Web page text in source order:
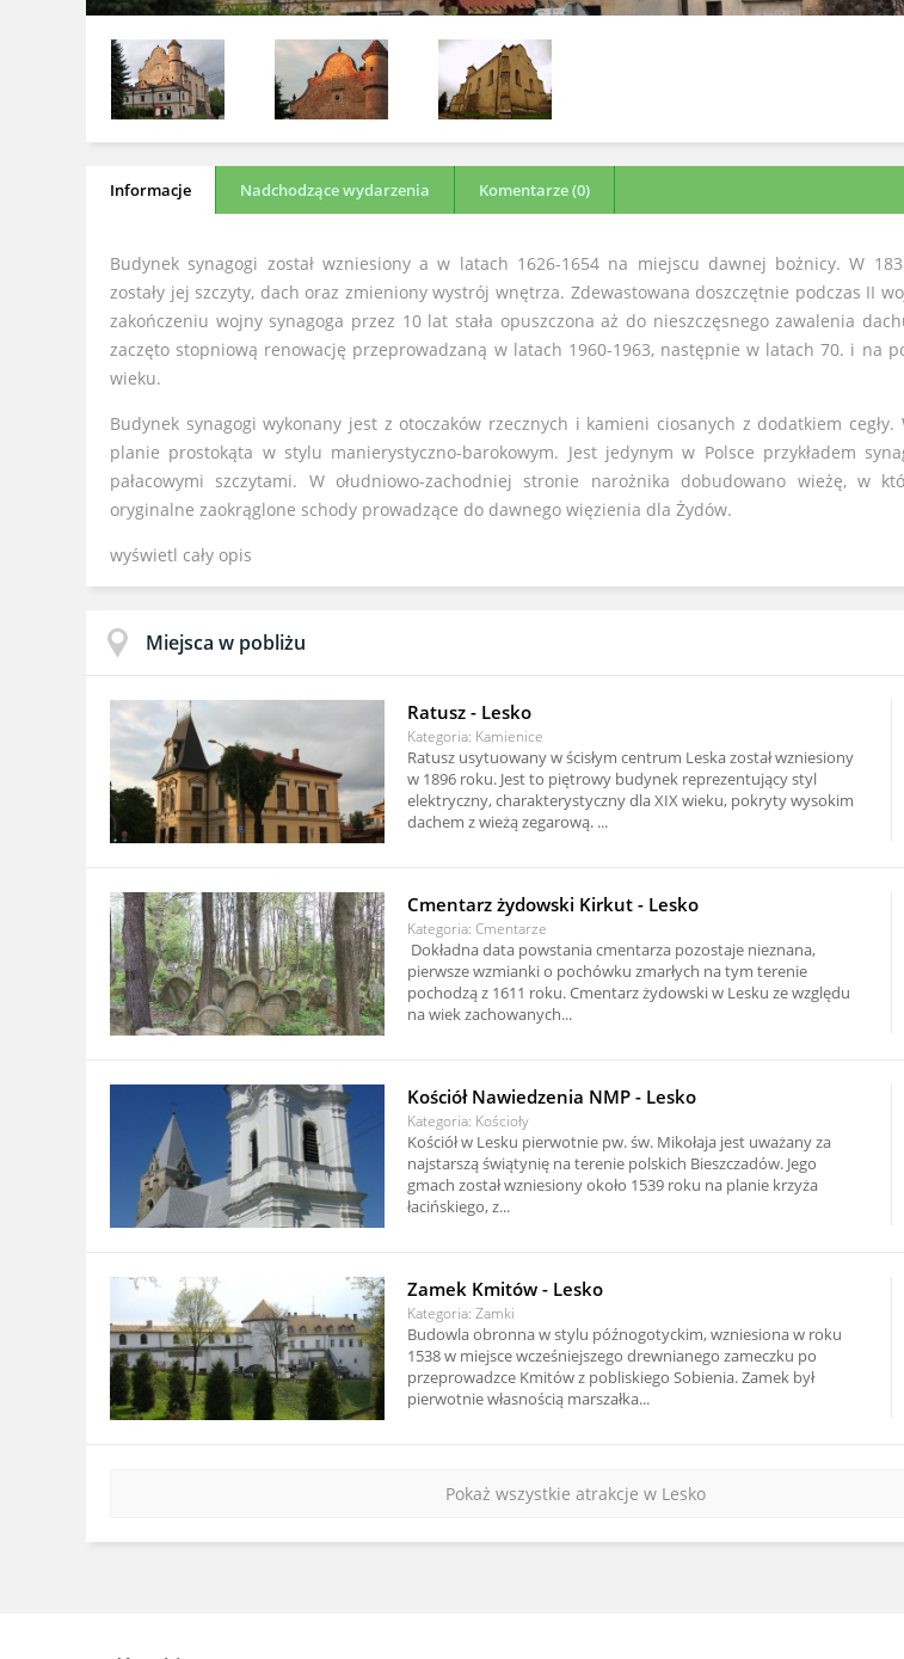
Informacje Nadchodzące wydarzenia Komentarze (0)
Budynek synagogi został wzniesiony a w latach 1626-1654 na miejscu dawnej bożnicy. W
zostały jej szczyty, dach oraz zmieniony wystrój wnętrza. Zdewastowana doszczętnie podczas II
zakończeniu wojny synagoga przez 10 lat stała opuszczona aż do nieszczęsnego zawalenia
zaczęto stopniową renowację przeprowadzaną w latach 1960-1963, następnie w latach 70. i na
wieku.
Budynek synagogi wykonany jest z otoczaków rzecznych i kamieni ciosanych z dodatkiem cegły.
planie prostokąta w stylu manierystyczno-barokowym. Jest jedynym w Polsce przykładem
pałacowymi szczytami. W ołudniowo-zachodniej stronie narożnika dobudowano wieżę, w
oryginalne zaokrąglone schody prowadzące do dawnego więzienia dla Żydów.
wyświetl cały opis
Miejsca w pobliżu
Ratusz - Lesko
Kategoria: Kamienice
Ratusz usytuowany w ścisłym centrum Leska został wzniesiony
w 1896 roku. Jest to piętrowy budynek reprezentujący styl
elektryczny, charakterystyczny dla XIX wieku, pokryty wysokim
dachem z wieżą zegarową. ...
Cmentarz żydowski Kirkut - Lesko
Kategoria: Cmentarze
Dokładna data powstania cmentarza pozostaje nieznana,
pierwsze wzmianki o pochówku zmarłych na tym terenie
pochodzą z 1611 roku. Cmentarz żydowski w Lesku ze względu
na wiek zachowanych...
Kościół Nawiedzenia NMP - Lesko
Kategoria: Kościoły
Kościół w Lesku pierwotnie pw. św. Mikołaja jest uważany za
najstarszą świątynię na terenie polskich Bieszczadów. Jego
gmach został wzniesiony około 1539 roku na planie krzyża
łacińskiego, z...
Zamek Kmitów - Lesko
Kategoria: Zamki
Budowla obronna w stylu późnogotyckim, wzniesiona w roku
1538 w miejsce wcześniejszego drewnianego zameczku po
przeprowadzce Kmitów z pobliskiego Sobienia. Zamek był
pierwotnie własnością marszałka...
Pokaż wszystkie atrakcje w Lesko